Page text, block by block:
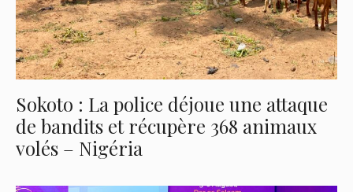
Sokoto : La police déjoue une attaque
de bandits et récupère 368 animaux
volés – Nigéria